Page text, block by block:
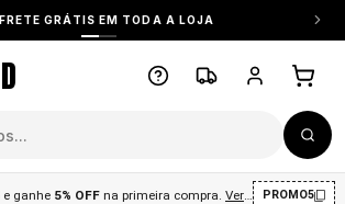
FRETE GRÁTIS EM TODA A LOJA
e ganhe 5% OFF na primeira compra Ver condições .
PROMO5